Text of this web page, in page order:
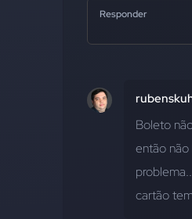
Responder
Boleto
então
cartão